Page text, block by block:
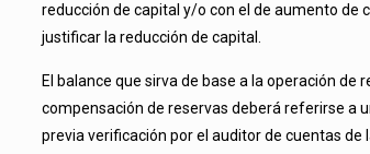
reducción de capital y/o con el de aumento de
justificar la reducción de capital.
El balance que sirva de base a la operación
compensación de reservas deberá referirse a
previa verificación por el auditor de cuentas